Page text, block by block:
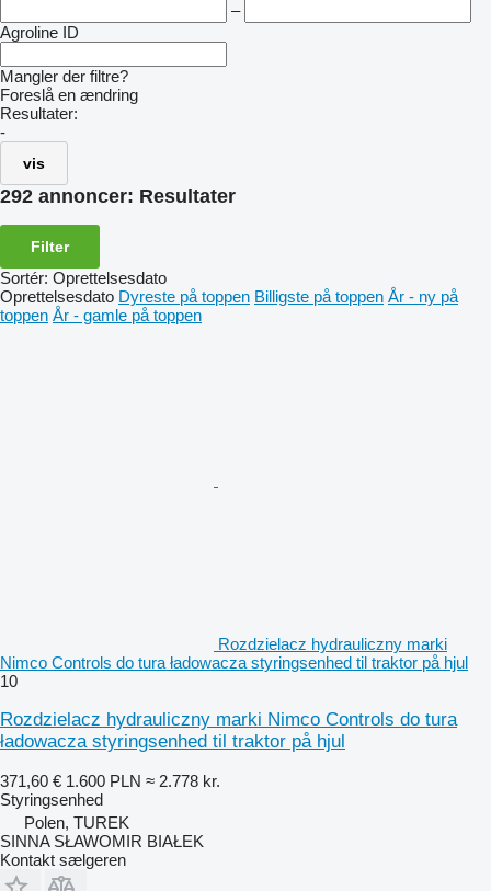
–
Agroline ID
Mangler der filtre?
Foreslå en ændring
Resultater:
-
vis
292 annoncer: Resultater
Filter
Sortér: Oprettelsesdato
Oprettelsesdato Dyreste på toppen Billigste på toppen År - ny på
toppen År - gamle på toppen
Rozdzielacz hydrauliczny marki
Nimco Controls do tura ładowacza styringsenhed til traktor på hjul
10
Rozdzielacz hydrauliczny marki Nimco Controls do tura
ładowacza styringsenhed til traktor på hjul
371,60 € 1.600 PLN ≈ 2.778 kr.
Styringsenhed
Polen, TUREK
SINNA SŁAWOMIR BIAŁEK
Kontakt sælgeren